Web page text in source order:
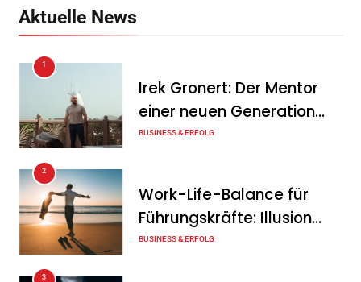
Mitarbeitergespräch pro
Jahr nichts verändert – und
was stattdessen
Verbindlichkeit schafft
Tanja Schiller 7. August 2026
Wenn jede Minute zählt: Wie
Onboard-Kurier-Spezialist
Aktuelle News
1
Irek Gronert: Der Mentor
einer neuen Generation
von Unternehmern
BUSINESS & ERFOLG
2
Work-Life-Balance für
Führungskräfte: Illusion
oder echte Chance?
BUSINESS & ERFOLG
3